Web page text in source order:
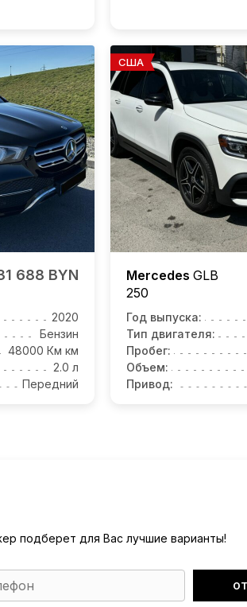
688 BYN
2020
Бензин
48000 Км км
2.0 л
Передний
США
Mercedes GLB
250
Год выпуска:
Тип двигателя:
Пробег:
Объем:
Привод:
подберет для Вас лучшие варианты!